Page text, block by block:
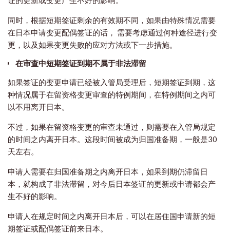
同时，根据短期签证剩余的有效期不同，如果由特殊情况需要
在日本申请变更配偶签证的话， 需要考虑通过何种途径进行变
更，以及如果变更失败的应对方法或下一步措施。
在审查中短期签证到期不属于非法滞留
​如果签证的变更申请已经被入管局受理后，短期签证到期，这
种情况属于在留资格变更审查的特例期间，在特例期间之内可
以不用离开日本。
不过，如果在留资格变更的审查未通过，则需要在入管局规定
的时间之内离开日本。这段时间被成为归国准备期，一般是30
天左右。
申请人需要在归国准备期之内离开日本，如果到期仍滞留日
本，就构成了非法滞留，对今后日本签证的更新或申请都会产
生不好的影响。
申请人在规定时间之内离开日本后，可以在居住国申请新的短
期签证或配偶签证前来日本。